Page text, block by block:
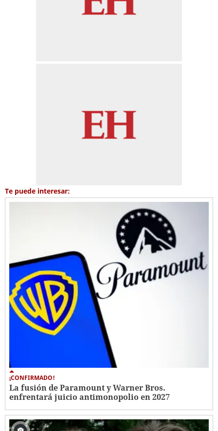
Te puede interesar:
¡CONFIRMADO!
La fusión de Paramount y Warner Bros.
enfrentará juicio antimonopolio en 2027